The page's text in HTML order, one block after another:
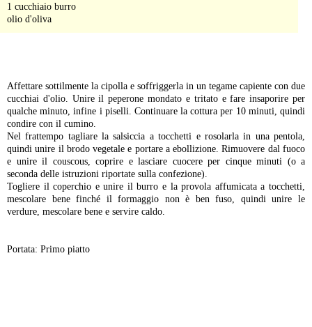
1 cucchiaio burro
olio d'oliva
Affettare sottilmente la cipolla e soffriggerla in un tegame capiente con due
cucchiai d'olio. Unire il peperone mondato e tritato e fare insaporire per
qualche minuto, infine i piselli. Continuare la cottura per 10 minuti, quindi
condire con il cumino.
Nel frattempo tagliare la salsiccia a tocchetti e rosolarla in una pentola,
quindi unire il brodo vegetale e portare a ebollizione. Rimuovere dal fuoco
e unire il couscous, coprire e lasciare cuocere per cinque minuti (o a
seconda delle istruzioni riportate sulla confezione).
Togliere il coperchio e unire il burro e la provola affumicata a tocchetti,
mescolare bene finché il formaggio non è ben fuso, quindi unire le
verdure, mescolare bene e servire caldo.
Portata: Primo piatto